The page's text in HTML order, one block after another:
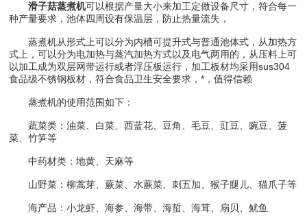
滑子菇蒸煮机可以根据产量大小来加工定做设备尺寸，符合每一
种产量要求，池体四周设有保温层，防止热量流失，
蒸煮机从形式上可以分为内槽可提升式与普通池体式，从加热方
式上，可以分为电加热与蒸汽加热方式以及电气两用的，从压料上可
以加工成为双层网带运行或者浮压板运行，加工板材均采用sus304
食品级不锈钢板材，符合食品卫生安全要求，*，值得信赖
蒸煮机的使用范围如下：
蔬菜类：油菜、白菜、西蓝花、豆角、毛豆、豇豆、豌豆、菠
菜、竹笋等
中药材类：地黄、天麻等
山野菜：柳蒿芽、蕨菜、水蕨菜、刺五加、猴子腿儿、猫爪子等
海产品：小龙虾、海参、海带、海蜇、海茸、扇贝、鱿鱼